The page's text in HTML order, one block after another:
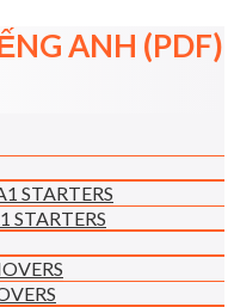
ANH (PDF)
STARTERS
STARTERS